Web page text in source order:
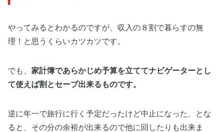
やってみるとわかるのですが、収入の８割で暮らすの無
理！と思うくらいカツカツです。
でも、 家計簿であらかじめ予算を立ててナビゲーターとし
て使えば割とセーブ出来るものです。
逆に年一で旅行に行く予定だったけど中止になった、とな
ると、その分の余裕が出来るので他に回したりも出来ま